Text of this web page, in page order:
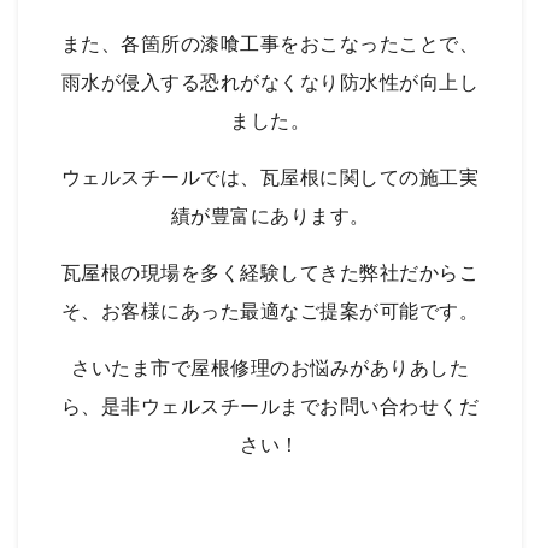
また、各箇所の漆喰工事をおこなったことで、
雨水が侵入する恐れがなくなり防水性が向上し
ました。
ウェルスチールでは、瓦屋根に関しての施工実
績が豊富にあります。
瓦屋根の現場を多く経験してきた弊社だからこ
そ、お客様にあった最適なご提案が可能です。
さいたま市で屋根修理のお悩みがありあした
ら、是非ウェルスチールまでお問い合わせくだ
さい！